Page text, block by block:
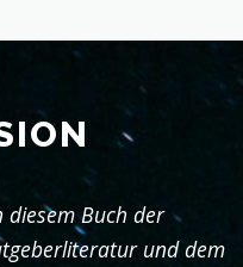
diesem Buch der
und dem